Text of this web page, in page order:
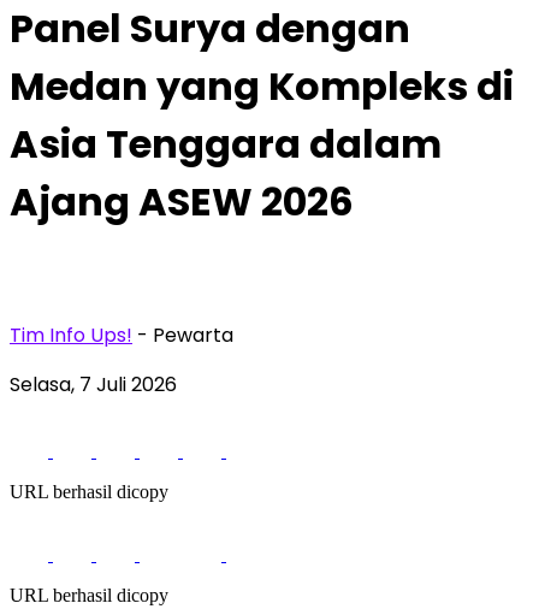
Panel Surya dengan
Medan yang Kompleks di
Asia Tenggara dalam
Ajang ASEW 2026
Tim Info Ups! - Pewarta
Selasa, 7 Juli 2026
URL berhasil dicopy
URL berhasil dicopy